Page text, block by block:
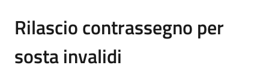
Rilascio contrassegno per
sosta invalidi